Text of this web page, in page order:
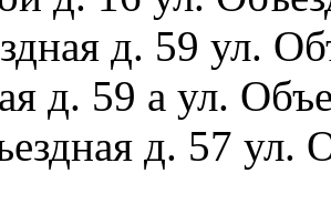
д. 59 ул.
д. 59 а ул.
д. 57 ул.